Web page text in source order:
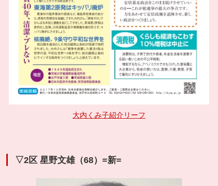
大内くみ子紹介リーフ
▽2区 星野文雄（68）=新=